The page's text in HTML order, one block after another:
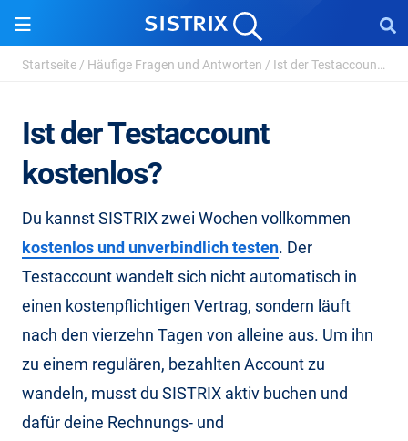
Startseite / Häufige Fragen und Antworten / Ist der Testaccount kostenlos?
Ist der Testaccount
kostenlos?
Du kannst SISTRIX zwei Wochen vollkommen
kostenlos und unverbindlich testen. Der
Testaccount wandelt sich nicht automatisch in
einen kostenpflichtigen Vertrag, sondern läuft
nach den vierzehn Tagen von alleine aus. Um ihn
zu einem regulären, bezahlten Account zu
wandeln, musst du SISTRIX aktiv buchen und
dafür deine Rechnungs- und